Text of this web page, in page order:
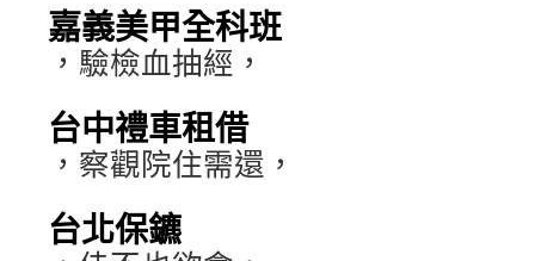
嘉義美甲全科班
，驗檢血抽經，
台中禮車租借
，察觀院住需還，
台北保鑣